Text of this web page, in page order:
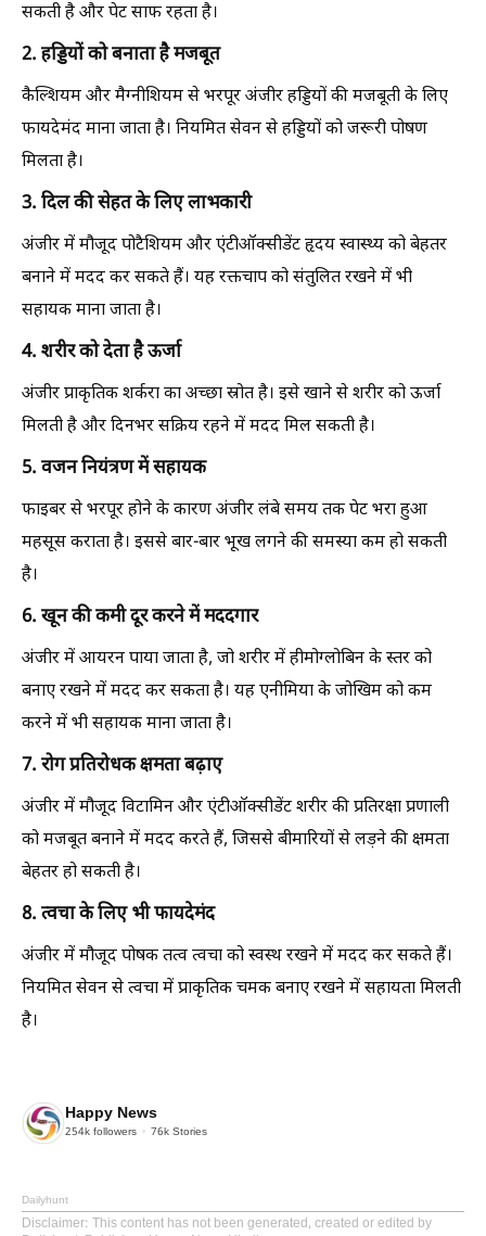
सकती है और पेट साफ रहता है।
2. हड्डियों को बनाता है मजबूत
कैल्शियम और मैग्नीशियम से भरपूर अंजीर हड्डियों की मजबूती के लिए
फायदेमंद माना जाता है। नियमित सेवन से हड्डियों को जरूरी पोषण
मिलता है।
3. दिल की सेहत के लिए लाभकारी
अंजीर में मौजूद पोटैशियम और एंटीऑक्सीडेंट हृदय स्वास्थ्य को बेहतर
बनाने में मदद कर सकते हैं। यह रक्तचाप को संतुलित रखने में भी
सहायक माना जाता है।
4. शरीर को देता है ऊर्जा
अंजीर प्राकृतिक शर्करा का अच्छा स्रोत है। इसे खाने से शरीर को ऊर्जा
मिलती है और दिनभर सक्रिय रहने में मदद मिल सकती है।
5. वजन नियंत्रण में सहायक
फाइबर से भरपूर होने के कारण अंजीर लंबे समय तक पेट भरा हुआ
महसूस कराता है। इससे बार-बार भूख लगने की समस्या कम हो सकती
है।
6. खून की कमी दूर करने में मददगार
अंजीर में आयरन पाया जाता है, जो शरीर में हीमोग्लोबिन के स्तर को
बनाए रखने में मदद कर सकता है। यह एनीमिया के जोखिम को कम
करने में भी सहायक माना जाता है।
7. रोग प्रतिरोधक क्षमता बढ़ाए
अंजीर में मौजूद विटामिन और एंटीऑक्सीडेंट शरीर की प्रतिरक्षा प्रणाली
को मजबूत बनाने में मदद करते हैं, जिससे बीमारियों से लड़ने की क्षमता
बेहतर हो सकती है।
8. त्वचा के लिए भी फायदेमंद
अंजीर में मौजूद पोषक तत्व त्वचा को स्वस्थ रखने में मदद कर सकते हैं।
नियमित सेवन से त्वचा में प्राकृतिक चमक बनाए रखने में सहायता मिलती
है।
Happy News
254k followers 76k Stories
Dailyhunt
Disclaimer: This content has not been generated, created or edited by